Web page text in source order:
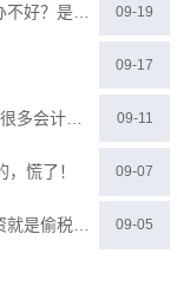
09-19
09-17
09-11
慌了！ 09-07
09-05